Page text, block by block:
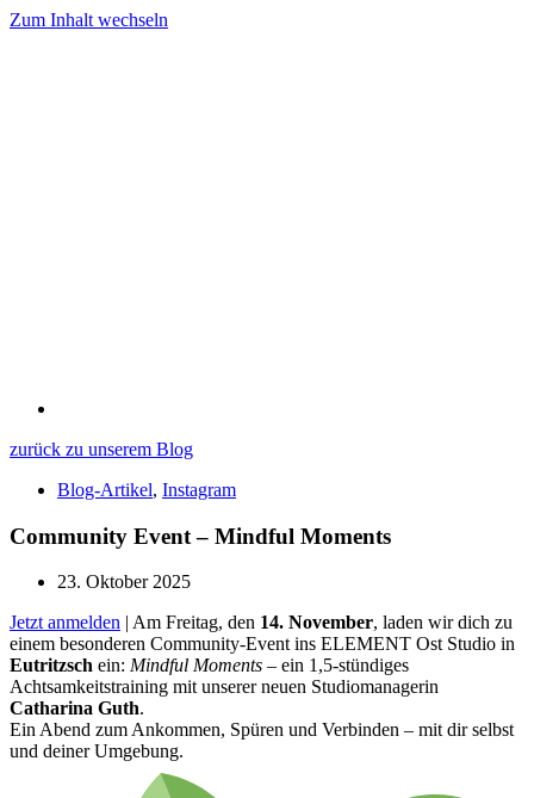
Zum Inhalt wechseln
zurück zu unserem Blog
Blog-Artikel, Instagram
Community Event – Mindful Moments
23. Oktober 2025
Jetzt anmelden | Am Freitag, den 14. November, laden wir dich zu
einem besonderen Community-Event ins ELEMENT Ost Studio in
Eutritzsch ein: Mindful Moments – ein 1,5-stündiges
Achtsamkeitstraining mit unserer neuen Studiomanagerin
Catharina Guth.
Ein Abend zum Ankommen, Spüren und Verbinden – mit dir selbst
und deiner Umgebung.